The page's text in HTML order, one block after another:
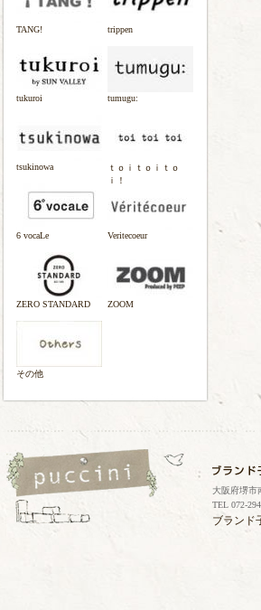
TANG! trippen
tukuroi tumugu:
tsukinowa
ｔｏｉｔｏｉｔｏ
ｉ！
6 vocaLe Veritecoeur
ZERO STANDARD ZOOM
その他
大阪府堺市
TEL 072-
ブランド